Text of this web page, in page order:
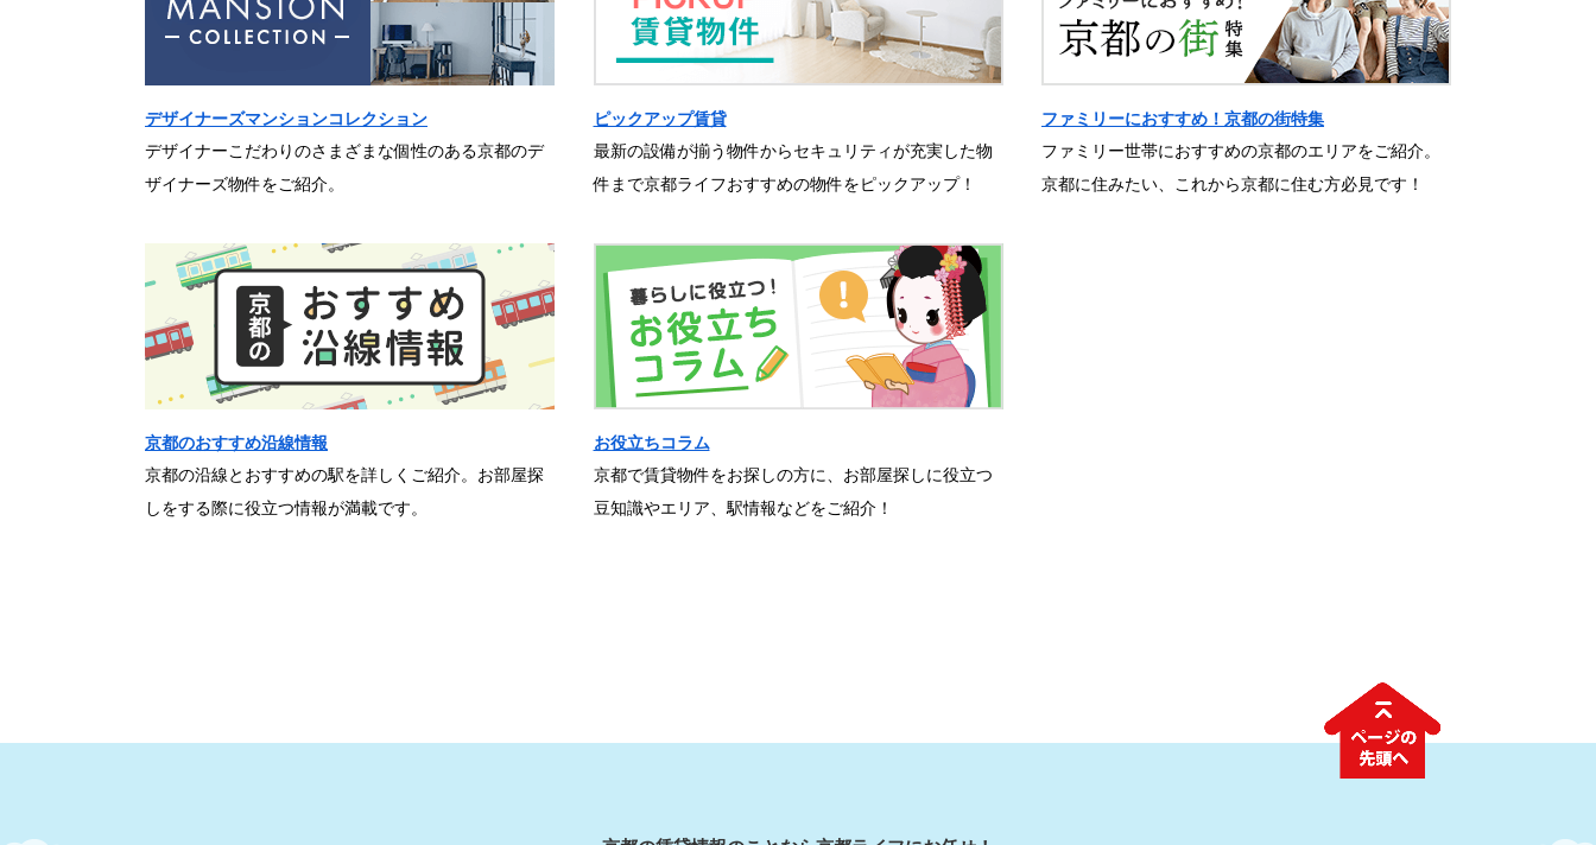
デザイナーズマンションコレクション
デザイナーこだわりのさまざまな個性のある京都のデ
ザイナーズ物件をご紹介。
ピックアップ賃貸
最新の設備が揃う物件からセキュリティが充実した物
件まで京都ライフおすすめの物件をピックアップ！
ファミリーにおすすめ！京都の街特集
ファミリー世帯におすすめの京都のエリアをご紹介。
京都に住みたい、これから京都に住む方必見です！
京都のおすすめ沿線情報
京都の沿線とおすすめの駅を詳しくご紹介。お部屋探
しをする際に役立つ情報が満載です。
お役立ちコラム
京都で賃貸物件をお探しの方に、お部屋探しに役立つ
豆知識やエリア、駅情報などをご紹介！